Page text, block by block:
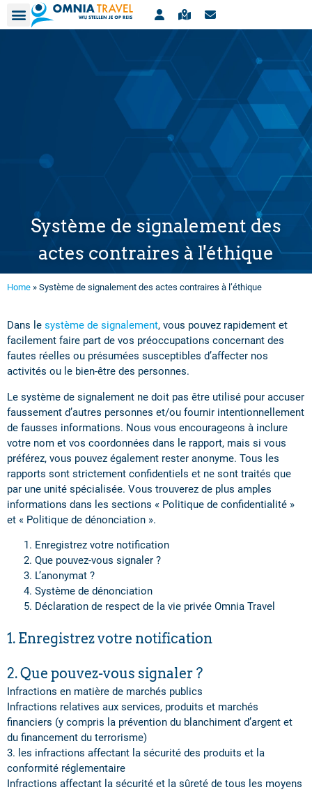
ContactAgences de voyages
Bulletin
Système de signalement des
actes contraires à l'éthique
Home » Système de signalement des actes contraires à l’éthique
Dans le système de signalement, vous pouvez rapidement et
facilement faire part de vos préoccupations concernant des
fautes réelles ou présumées susceptibles d’affecter nos
activités ou le bien-être des personnes.
Le système de signalement ne doit pas être utilisé pour accuser
faussement d’autres personnes et/ou fournir intentionnellement
de fausses informations. Nous vous encourageons à inclure
votre nom et vos coordonnées dans le rapport, mais si vous
préférez, vous pouvez également rester anonyme. Tous les
rapports sont strictement confidentiels et ne sont traités que
par une unité spécialisée. Vous trouverez de plus amples
informations dans les sections « Politique de confidentialité »
et « Politique de dénonciation ».
Enregistrez votre notification
Que pouvez-vous signaler ?
L’anonymat ?
Système de dénonciation
Déclaration de respect de la vie privée Omnia Travel
1. Enregistrez votre notification
2. Que pouvez-vous signaler ?
Infractions en matière de marchés publics
Infractions relatives aux services, produits et marchés
financiers (y compris la prévention du blanchiment d’argent et
du financement du terrorisme)
3. les infractions affectant la sécurité des produits et la
conformité réglementaire
Infractions affectant la sécurité et la sûreté de tous les moyens